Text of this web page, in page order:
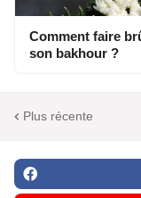
Comment faire
son bakhour ?
Plus récente